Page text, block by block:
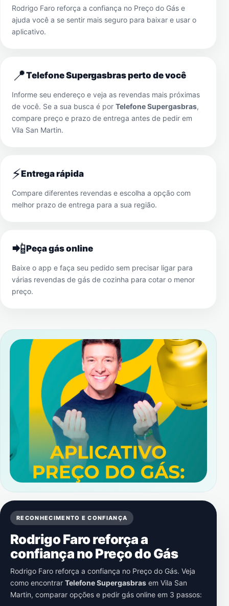
Rodrigo Faro reforça a confiança no Preço do Gás e
ajuda você a se sentir mais seguro para baixar e usar o
aplicativo.
📍Telefone Supergasbras perto de você
Informe seu endereço e veja as revendas mais próximas
de você. Se a sua busca é por Telefone Supergasbras,
compare preço e prazo de entrega antes de pedir em
Vila San Martin.
⚡Entrega rápida
Compare diferentes revendas e escolha a opção com
melhor prazo de entrega para a sua região.
📲Peça gás online
Baixe o app e faça seu pedido sem precisar ligar para
várias revendas de gás de cozinha para cotar o menor
preço.
RECONHECIMENTO E CONFIANÇA
Rodrigo Faro reforça a
confiança no Preço do Gás
Rodrigo Faro reforça a confiança no Preço do Gás. Veja
como encontrar Telefone Supergasbras em Vila San
Martin, comparar opções e pedir gás online em 3 passos: